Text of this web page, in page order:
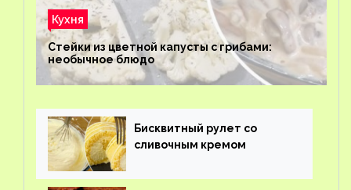
Кухня
Стейки из цветной капусты с грибами:
необычное блюдо
Бисквитный рулет со
сливочным кремом